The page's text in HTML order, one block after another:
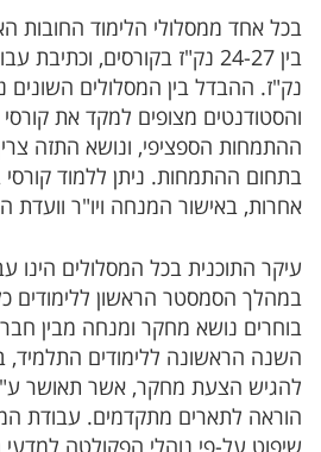
בכל אחד ממסלולי הלימוד החובות
נק"ז. ההבדל בין המסלולים השונים
והסטודנטים מצופים למקד את
ההתמחות הספציפי, ונושא התזה
בתחום ההתמחות. ניתן ללמוד
אחרות, באישור המנחה ויו"ר
עיקר התוכנית בכל המסלולים הינו
במהלך הסמסטר הראשון ללימודים
בוחרים נושא מחקר ומנחה מבין
השנה הראשונה ללימודים
להגיש הצעת מחקר, אשר תאושר
הוראה לתארים מתקדמים. עבודת